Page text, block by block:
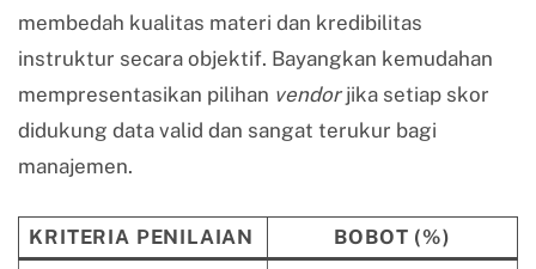
membedah kualitas materi dan kredibilitas
instruktur secara objektif. Bayangkan kemudahan
mempresentasikan pilihan vendorjika setiap skor
didukung data valid dan sangat terukur bagi
manajemen.
KRITERIA PENILAIAN
BOBOT (%)